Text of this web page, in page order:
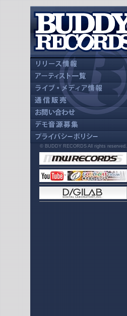
© BUDDY RECORDS All rights reserved.